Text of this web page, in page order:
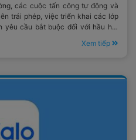
các cuộc tấn công tự động và
trái phép, việc triển khai các lớp
yêu cầu bắt buộc đối với hầu hết
Xem tiếp